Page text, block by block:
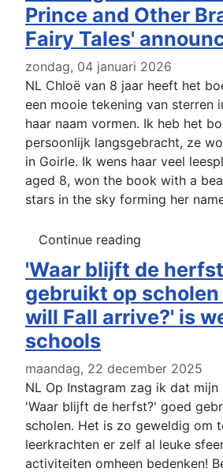
Prince and Other
Fairy Tales'
zondag, 04 januari 2026
NL Chloë van 8 jaar heeft het
een mooie tekening van sterren
haar naam vormen. Ik heb het
persoonlijk langsgebracht, ze
in Goirle. Ik wens haar veel
aged 8, won the book with a
stars in the sky forming her
Continue reading
'Waar blijft de
gebruikt op scholen
will Fall arrive?' is
schools
maandag, 22 december 2025
NL Op Instagram zag ik dat mijn
'Waar blijft de herfst?' goed
scholen. Het is zo geweldig om
leerkrachten er zelf al leuke
activiteiten omheen bedenken!